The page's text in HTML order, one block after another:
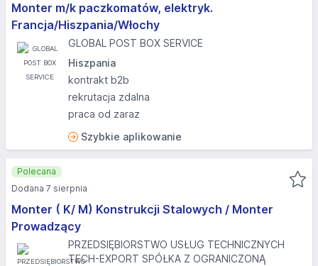
Monter m/k paczkomatów, elektryk.
Francja/Hiszpania/Włochy
GLOBAL POST BOX SERVICE
Hiszpania
kontrakt b2b
rekrutacja zdalna
praca od zaraz
Szybkie aplikowanie
Monter ( K/ M) Konstrukcji Stalowych / Monter
Prowadzący
PRZEDSIĘBIORSTWO USŁUG TECHNICZNYCH
TECH-EXPORT SPÓŁKA Z OGRANICZONĄ
Polecana
Dodana 7 sierpnia